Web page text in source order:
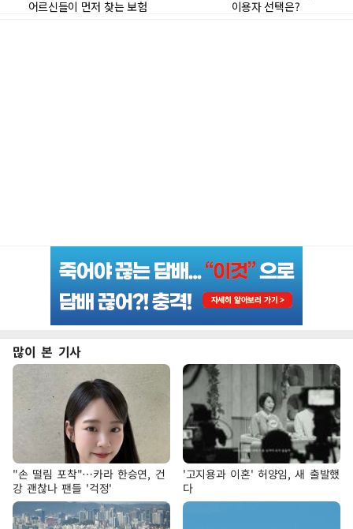
많이 본 기사
"손 떨림 포착"…카라 한승연, 건
강 괜찮나 팬들 '걱정'
'고지용과 이혼' 허양임, 새 출발했
다